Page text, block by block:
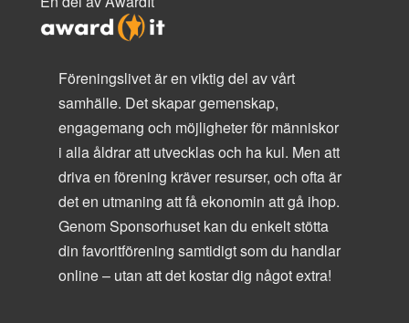
Föreningslivet är en viktig del av vårt
samhälle. Det skapar gemenskap,
engagemang och möjligheter för människor
i alla åldrar att utvecklas och ha kul. Men att
driva en förening kräver resurser, och ofta är
det en utmaning att få ekonomin att gå ihop.
Genom Sponsorhuset kan du enkelt stötta
din favoritförening samtidigt som du handlar
online – utan att det kostar dig något extra!